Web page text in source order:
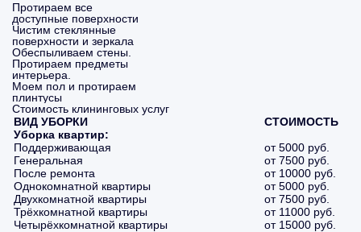
Протираем все
доступные поверхности
Чистим стеклянные
поверхности и зеркала
Обеспыливаем стены.
Протираем предметы
интерьера.
Моем пол и протираем
плинтусы
Стоимость клининговых услуг
ВИД УБОРКИ
СТОИМОСТЬ
Уборка квартир:
Поддерживающая
от 5000 руб.
Генеральная
от 7500 руб.
После ремонта
от 10000 руб.
Однокомнатной квартиры
от 5000 руб.
Двухкомнатной квартиры
от 7500 руб.
Трёхкомнатной квартиры
от 11000 руб.
Четырёхкомнатной квартиры
от 15000 руб.